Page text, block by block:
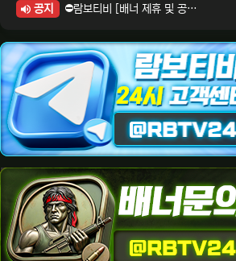
공지
⛔람보티비 [배너 제휴 및 공식 입점 문의 안내]
⛔람보티비 [정회원 등급UP! 안내사항]
⛔람보티비 [채팅방 이용시 주의사항]
⛔람보티비 [공식보증업체 안내]